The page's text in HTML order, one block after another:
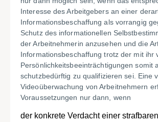
Interesse des Arbeitgebers an einer
Informationsbeschaffung als vorrangig
Schutz des informationellen
der Arbeitnehmerin anzusehen und die
Informationsbeschaffung trotz der mit ihr
Persönlichkeitsbeeinträchtigungen somit
schutzbedürftig zu qualifizieren sei. Eine
Videoüberwachung von Arbeitnehmern
Voraussetzungen nur dann, wenn
der konkrete Verdacht einer